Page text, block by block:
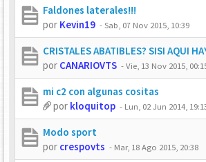
Faldones laterales!!!
por Kevin19 -Sab, 07 Nov 2015, 10:39
CRISTALES ABATIBLES? SISI AQUI
por CANARIOVTS -Vie, 13 Nov 2015,
mi c2 con algunas cositas
por kloquitop - Lun, 02 Jun 2014,
Modo sport
por crespovts - Mar, 18 Ago 2015, 20:38